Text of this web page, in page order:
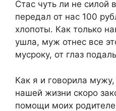
Стас чуть ли не силой
передал от нас 100
хлопоты. Как только
ушла, муж отнес все
мусроку, от глаз
Как я и говорила
нашей жизни скоро
помощи моих